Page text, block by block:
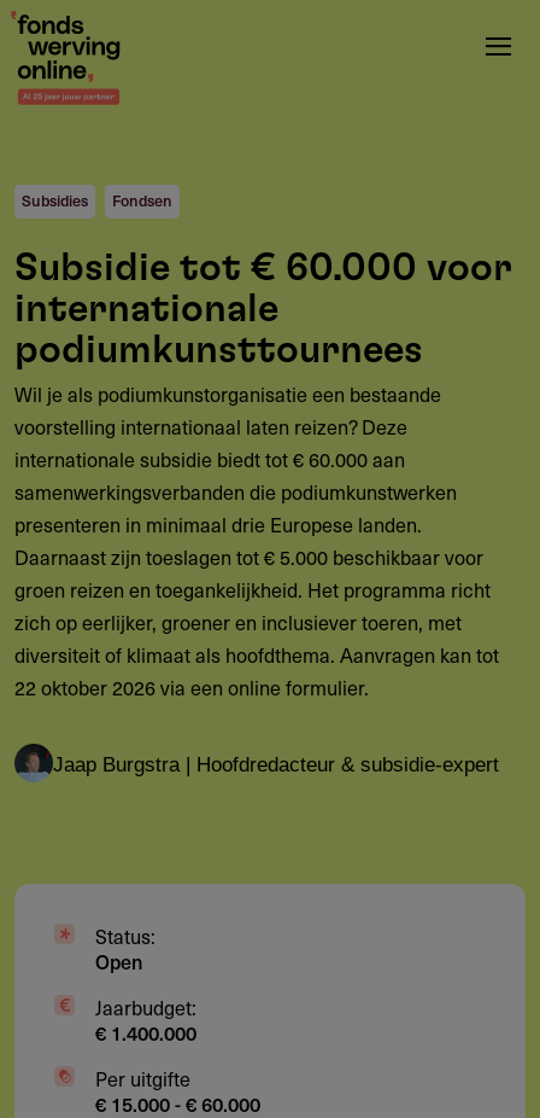
Overslaan
naar
de
gaan
Subsidies Fondsen
Subsidie tot € 60.000 voor
internationale
podiumkunsttournees
Wil je als podiumkunstorganisatie een bestaande
voorstelling internationaal laten reizen? Deze
internationale subsidie biedt tot € 60.000 aan
samenwerkingsverbanden die podiumkunstwerken
presenteren in minimaal drie Europese landen.
Daarnaast zijn toeslagen tot € 5.000 beschikbaar voor
groen reizen en toegankelijkheid. Het programma richt
zich op eerlijker, groener en inclusiever toeren, met
diversiteit of klimaat als hoofdthema. Aanvragen kan tot
22 oktober 2026 via een online formulier.
Jaap Burgstra | Hoofdredacteur & subsidie-expert
Status:
Open
Jaarbudget:
€ 1.400.000
Per uitgifte
€ 15.000 - € 60.000